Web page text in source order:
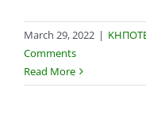
March 29, 2022 |
Comments
Read More